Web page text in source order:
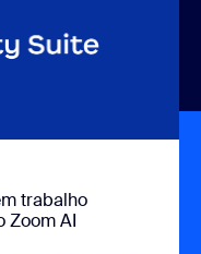
trabalho
Zoom AI